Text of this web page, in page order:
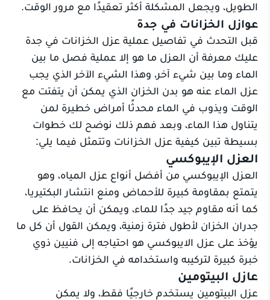
الطويل، ويجعل المشكلة أكثر تعقيدًا مع مرور الوقت.
عوازل الخزانات في جدة
قبل التحدث في تفاصيل عملية عزل الخزانات في جدة
عليك معرفة أن العزل ما هو إلا عملية فصل ما بين
الماء وما بين شيء آخر، وهذا الشيء الآخر الذي يجب
عزل الماء عنه هو بدن الخزان الذي يمكن أن يتفتت مع
الوقت ويذوب في الماء محدثًا أمراض خطيرة لمن
يتناول هذا الماء، وبعد فهم ذلك نوضح لك خطوات
بسيطة تبين كيفية عزل الخزانات وتتمثل فيما يلي:
العزل الإيبوكسي
العزل الإيبوكسي من أفضل أنواع عزل المياه، وهو
يتمتع بمقاومة كبيرة للأحماض ومنع انتشار البكتيريا،
كما أنه مقاوم جيد جدًا للماء، ويمكن أن يحافظ على
جدران الخزان لأطول فترة زمنية، ويمكن القول أن كل ما
يؤخذ على عزل الايبوكسي هو احتياجه إلى فنيين ذوي
خبرة كبيرة لتركيبه واستخدامه في الخزانات.
عازل البيتومين
عزل البيتومين يستخدم خارجيًا فقط، ولا يمكن